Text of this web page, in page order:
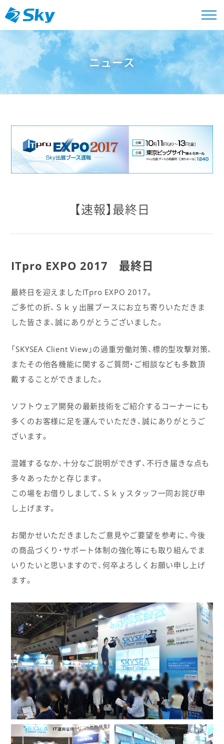
ニュース
【速報】最終日
ITpro EXPO 2017 最終日
最終日を迎えましたITpro EXPO 2017。
ご多忙の折、Ｓｋｙ出展ブースにお立ち寄りいただきま
した皆さま、誠にありがとうございました。
「SKYSEA Client View」の過重労働対策、標的型攻撃対策、
またその他各機能に関するご質問・ご相談なども多数頂
戴することができました。
ソフトウェア開発の最新技術をご紹介するコーナーにも
多くのお客様に足を運んでいただき、誠にありがとうご
ざいます。
混雑するなか、十分なご説明ができず、不行き届きな点も
多々あったかと存じます。
この場をお借りしまして、Ｓｋｙスタッフ一同お詫び申
し上げます。
お聞かせいただきましたご意見やご要望を参考に、今後
の商品づくり・サポート体制の強化等にも取り組んでま
いりたいと思いますので、何卒よろしくお願い申し上げ
ます。